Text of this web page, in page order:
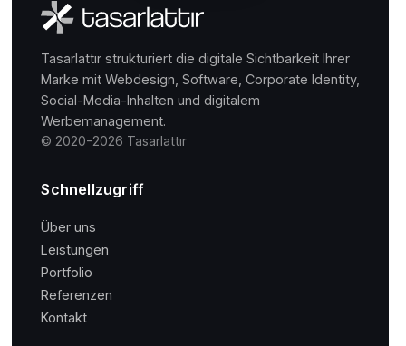
Tasarlattır strukturiert die digitale Sichtbarkeit Ihrer
Marke mit Webdesign, Software, Corporate Identity,
Social-Media-Inhalten und digitalem
Werbemanagement.
© 2020-2026 Tasarlattır
Schnellzugriff
Über uns
Leistungen
Portfolio
Referenzen
Kontakt